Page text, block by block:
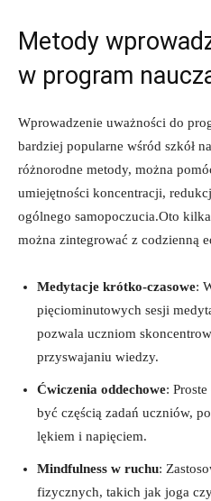
Metody
w program⁣
Wprowadzenie uważności do
⁢bardziej popularne wśród szkół
różnorodne metody,⁤ można​
umiejętności koncentracji,
ogólnego samopoczucia.Oto
można​ zintegrować z⁢ codzienną
Medytacje krótko-czasowe:
pięciominutowych sesji
pozwala uczniom
przyswajaniu wiedzy.
Ćwiczenia oddechowe:
⁣być częścią‌ zadań ‍uczniów,
⁣lękiem i napięciem.
Mindfulness ⁤w ruchu:
fizycznych, takich​ jak joga